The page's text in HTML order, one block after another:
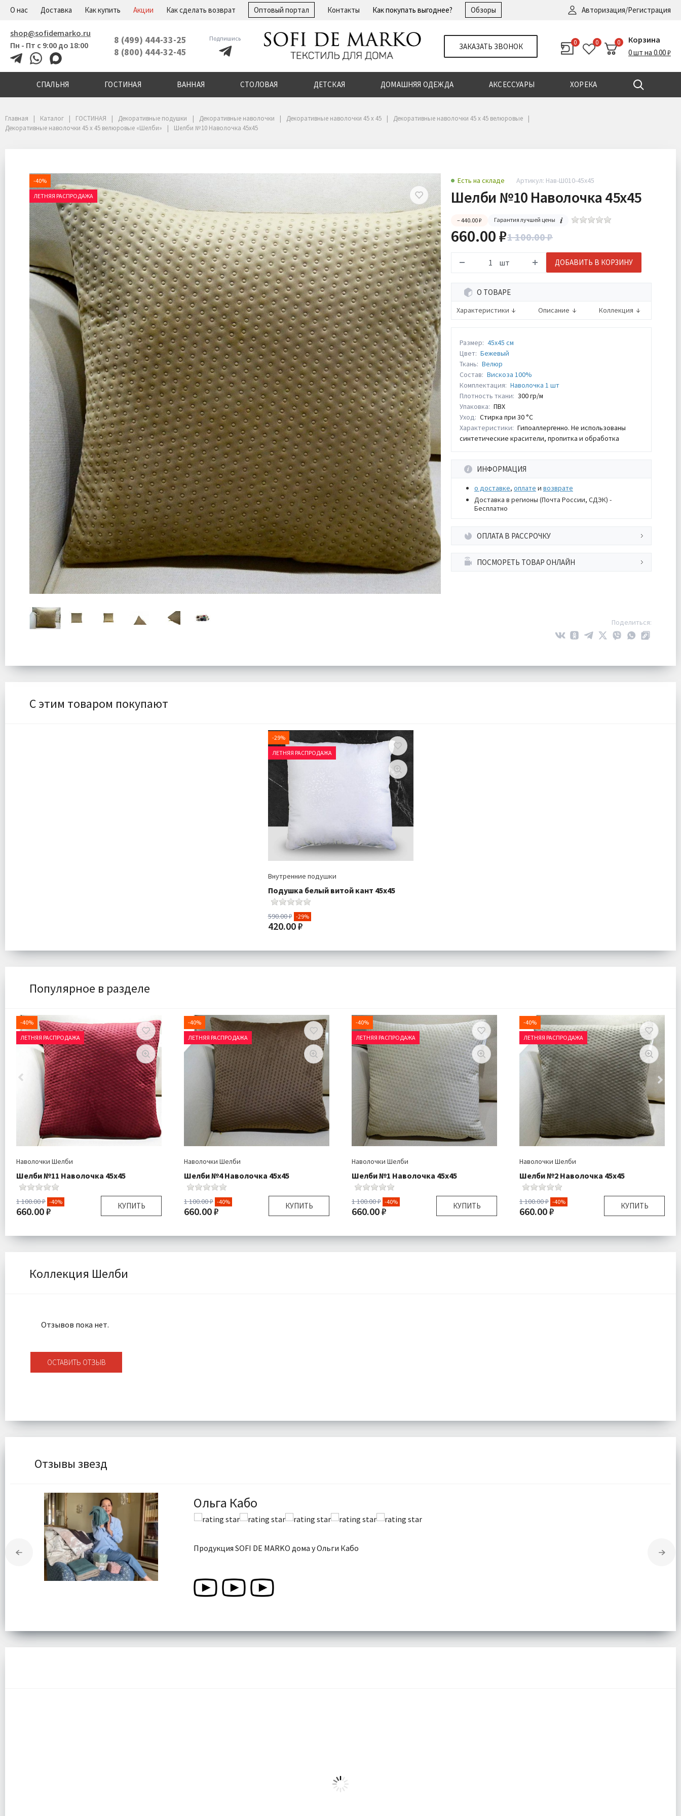
О нас Доставка Как купить Акции Как сделать возврат Оптовый портал Контакты Как покупать выгоднее? Обзоры Авторизация/Регистрация
shop@sofidemarko.ru
Пн - Пт с 9:00 до 18:00
8 (499) 444-33-25
8 (800) 444-32-45
Подпишись
ЗАКАЗАТЬ ЗВОНОК 0 0 0 Корзина
0 шт на 0.00 ₽
СПАЛЬНЯ ГОСТИНАЯ ВАННАЯ СТОЛОВАЯ ДЕТСКАЯ ДОМАШНЯЯ ОДЕЖДА АКСЕССУАРЫ ХОРЕКА
Регистрация
Главная Каталог ГОСТИНАЯ Декоративные подушки Декоративные наволочки Декоративные наволочки 45 х 45
Декоративные наволочки 45 х 45 велюровые
Декоративные наволочки 45 х 45 велюровые «Шелби»
Шелби №10 Наволочка 45х45
-40%
ЛЕТНЯЯ РАСПРОДАЖА
Есть на складе Артикул: Нав-Ш010-45х45
Шелби №10 Наволочка 45х45
– 440.00 ₽ Гарантия лучшей цены
660.00 ₽1 100.00 ₽
шт ДОБАВИТЬ В КОРЗИНУ
О ТОВАРЕ
Характеристики Описание Коллекция
Размер: 45х45 см
Цвет: Бежевый
Ткань: Велюр
Состав: Вискоза 100%
Комплектация: Наволочка 1 шт
Плотность ткани: 300 гр/м
Упаковка: ПВХ
Уход: Стирка при 30 °С
Характеристики: Гипоаллергенно. Не использованы
синтетические красители, пропитка и обработка
ИНФОРМАЦИЯ
о доставке, оплате и возврате
Доставка в регионы (Почта России, СДЭК) -
Бесплатно
ОПЛАТА В РАССРОЧКУ
ПОСМОРЕТЬ ТОВАР ОНЛАЙН
Поделиться:
С этим товаром покупают
-29%
ЛЕТНЯЯ РАСПРОДАЖА
Внутренние подушки
Подушка белый витой кант 45х45
590.00 ₽ -29%
420.00 ₽
Доставка: Подробнее
Популярное в разделе
-40%
ЛЕТНЯЯ РАСПРОДАЖА
Наволочки Шелби
Шелби №11 Наволочка 45х45
1 100.00 ₽ -40%
660.00 ₽ КУПИТЬ
Размер:
45х45 см
Подробнее
-40%
ЛЕТНЯЯ РАСПРОДАЖА
Наволочки Шелби
Шелби №4 Наволочка 45х45
1 100.00 ₽ -40%
660.00 ₽ КУПИТЬ
Размер:
45х45 см
-40%
ЛЕТНЯЯ РАСПРОДАЖА
Наволочки Шелби
Шелби №1 Наволочка 45х45
1 100.00 ₽ -40%
660.00 ₽ КУПИТЬ
Размер:
45х45 см
-40%
ЛЕТНЯЯ РАСПРОДАЖА
Наволочки Шелби
Шелби №2 Наволочка 45х45
1 100.00 ₽ -40%
660.00 ₽ КУПИТЬ
Размер:
45х45 см
Коллекция Шелби
Отзывов пока нет.
ОСТАВИТЬ ОТЗЫВ
Отзывы звезд
Ольга Кабо
Продукция SOFI DE MARKO дома у Ольги Кабо